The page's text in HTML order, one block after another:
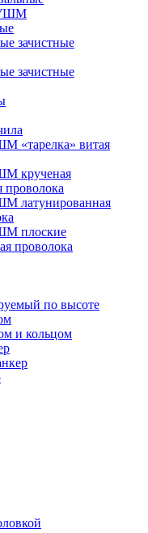
УШМ
зачистные
зачистные
«тарелка» витая
крученая
проволока
латунированная
плоские
проволока
по высоте
и кольцом